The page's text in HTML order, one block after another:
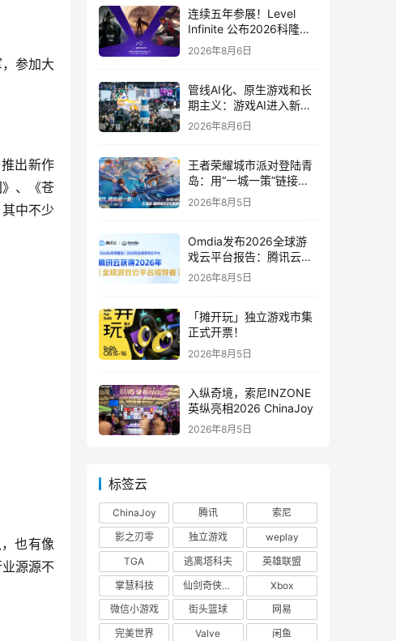
参加大
出新作
、《苍
中不少
也有像
源源不
连续五年参展！Level
Infinite 公布2026科隆游
戏展产品阵容
2026年8月6日
管线AI化、原生游戏和长
期主义：游戏AI进入新共
识时代
2026年8月6日
王者荣耀城市派对登陆青
岛：用“一城一策”链接海
洋场景，以双向奔赴带动
夏日文旅
2026年8月5日
Omdia发布2026全球游
戏云平台报告：腾讯云连
续两年入选“领导者”象限
2026年8月5日
「摊开玩」独立游戏市集
正式开票！
2026年8月5日
入纵奇境，索尼INZONE
英纵亮相2026 ChinaJoy
2026年8月5日
标签云
ChinaJoy 腾讯
索尼
影之刃零
独立游戏
weplay
TGA
逃离塔科夫
英雄联盟
掌慧科技
仙剑奇侠传四
Xbox
微信小游戏
街头篮球
网易
完美世界
Valve
闲鱼